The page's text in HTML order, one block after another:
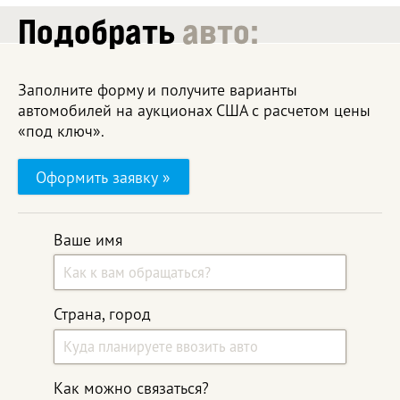
Подобратьавто:
Заполните форму и получите варианты
автомобилей на аукционах США с расчетом цены
«под ключ».
Ваше имя
Страна, город
Как можно связаться?
Оформить заявку »